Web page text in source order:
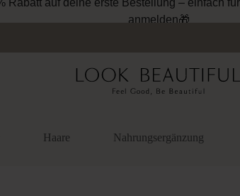
Rabatt auf deine erste Bestellung – einfach
anmelden🎁
Haare Nahrungsergänzung